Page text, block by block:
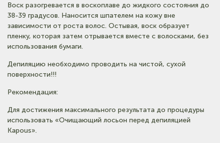
Воск разогревается в воскоплаве до жидкого состояния до
38-39 градусов. Наносится шпателем на кожу вне
зависимости от роста волос. Остывая, воск образует
пленку, которая затем отрывается вместе с волосками, без
использования бумаги.
Депиляцию необходимо проводить на чистой, сухой
поверхности!!!
Рекомендация:
Для достижения максимального результата до процедуры
использовать «Очищающий лосьон перед депиляцией
Kapous».